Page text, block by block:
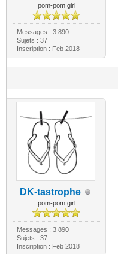
pom-pom girl
Messages : 3 890
Sujets : 37
Inscription : Feb 2018
DK-tastrophe
pom-pom girl
Messages : 3 890
Sujets : 37
Inscription : Feb 2018